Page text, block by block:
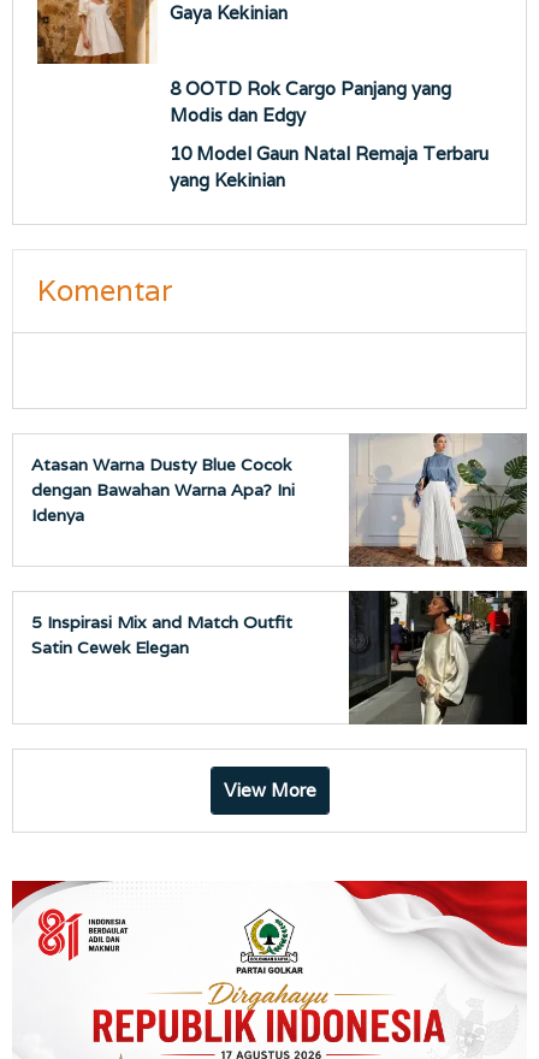
Gaya Kekinian
8 OOTD Rok Cargo Panjang yang
Modis dan Edgy
10 Model Gaun Natal Remaja Terbaru
yang Kekinian
Komentar
Atasan Warna Dusty Blue Cocok
dengan Bawahan Warna Apa? Ini
Idenya
5 Inspirasi Mix and Match Outfit
Satin Cewek Elegan
View More